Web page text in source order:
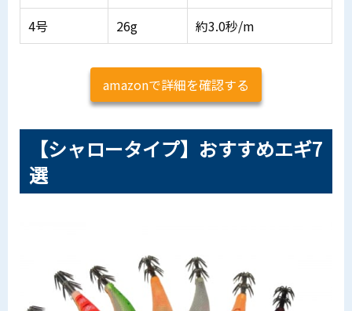
4号 26g 約3.0秒/m
amazonで詳細を確認する
【シャロータイプ】おすすめエギ7
選